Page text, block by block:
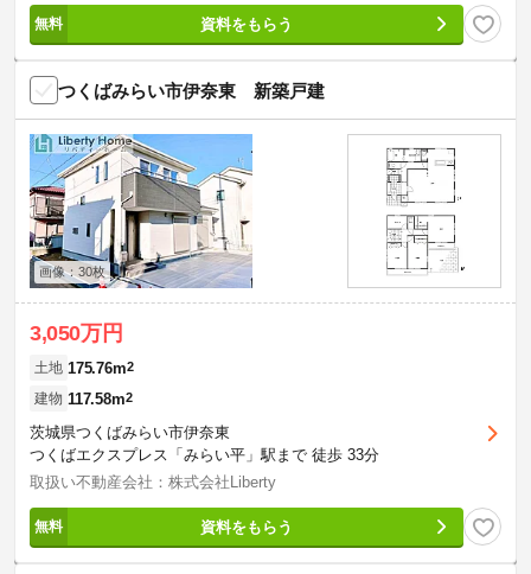
資料をもらう
つくばみらい市伊奈東 新築戸建
画像：30枚
3,050万円
土地 175.76m2
建物 117.58m2
茨城県つくばみらい市伊奈東
つくばエクスプレス「みらい平」駅まで 徒歩 33分
取扱い不動産会社：株式会社Liberty
資料をもらう